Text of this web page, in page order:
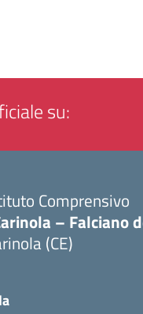
su:
Comprensivo
– Falciano
(CE)